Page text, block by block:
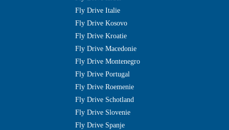
Fly Drive Italie
Fly Drive Kosovo
Fly Drive Kroatie
Fly Drive Macedonie
Fly Drive Montenegro
Fly Drive Portugal
Fly Drive Roemenie
Fly Drive Schotland
Fly Drive Slovenie
Fly Drive Spanje